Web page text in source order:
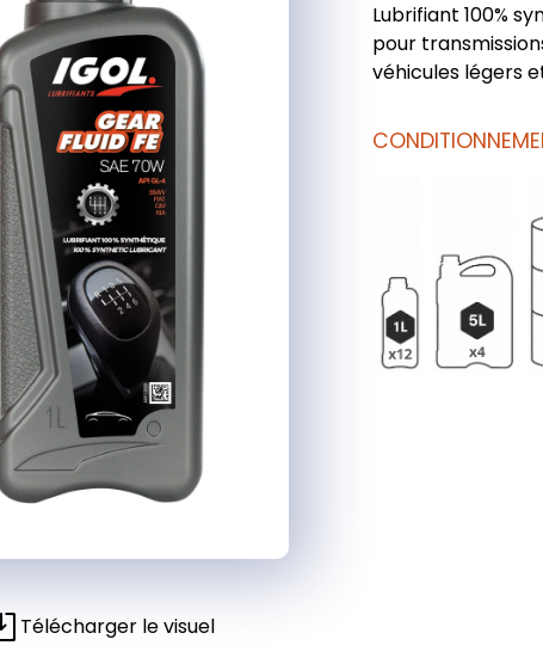
Télécharger le visuel
Lubrifiant 100%
pour
véhicules légers